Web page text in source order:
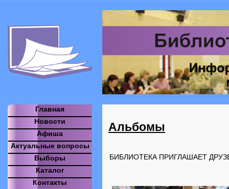
Альбомы
БИБЛИОТЕКА ПРИГЛАШАЕТ
Главная
Новости
Афиша
Актуальные вопросы
Выборы
Каталог
Контакты